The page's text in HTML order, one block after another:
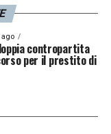
ago
contropartita
per il prestito di